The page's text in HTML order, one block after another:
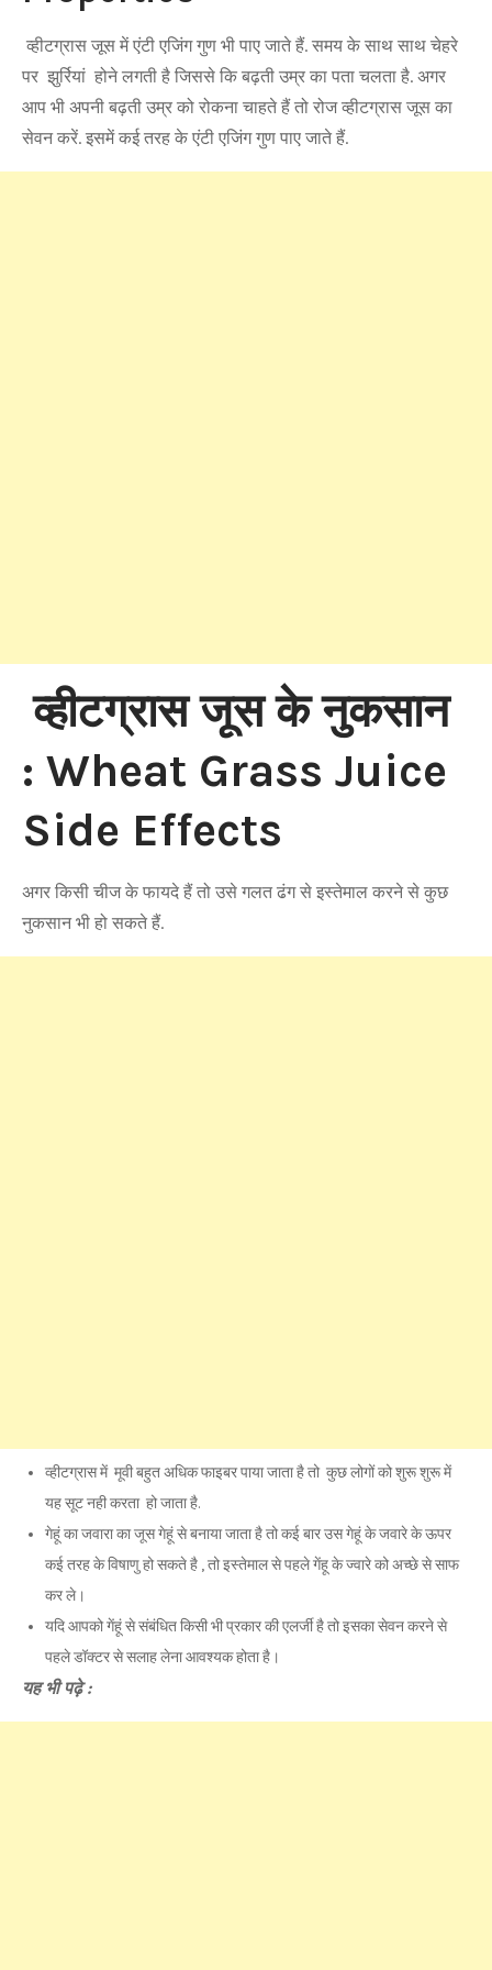
व्हीटग्रास जूस में एंटी एजिंग गुण भी पाए जाते हैं. समय के साथ साथ चेहरे
पर झुर्रियां होने लगती है जिससे कि बढ़ती उम्र का पता चलता है. अगर
आप भी अपनी बढ़ती उम्र को रोकना चाहते हैं तो रोज व्हीटग्रास जूस का
सेवन करें. इसमें कई तरह के एंटी एजिंग गुण पाए जाते हैं.
व्हीटग्रास जूस के नुकसान
: Wheat Grass Juice
Side Effects
अगर किसी चीज के फायदे हैं तो उसे गलत ढंग से इस्तेमाल करने से कुछ
नुकसान भी हो सकते हैं.
व्हीटग्रास में मूवी बहुत अधिक फाइबर पाया जाता है तो कुछ लोगों को शुरू शुरू में
यह सूट नही करता हो जाता है.
गेहूं का जवारा का जूस गेहूं से बनाया जाता है तो कई बार उस गेहूं के जवारे के ऊपर
कई तरह के विषाणु हो सकते है , तो इस्तेमाल से पहले गेंहू के ज्वारे को अच्छे से साफ
कर ले।
यदि आपको गेंहूं से संबंधित किसी भी प्रकार की एलर्जी है तो इसका सेवन करने से
पहले डॉक्‍टर से सलाह लेना आवश्‍यक होता है।
यह भी पढ़े :